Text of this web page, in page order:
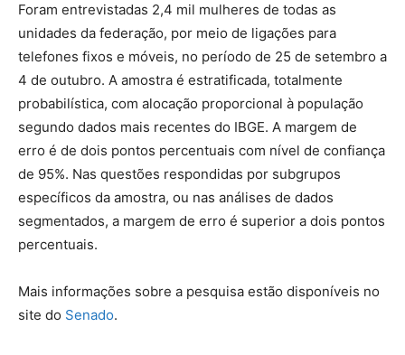
Foram entrevistadas 2,4 mil mulheres de todas as
unidades da federação, por meio de ligações para
telefones fixos e móveis, no período de 25 de setembro a
4 de outubro. A amostra é estratificada, totalmente
probabilística, com alocação proporcional à população
segundo dados mais recentes do IBGE. A margem de
erro é de dois pontos percentuais com nível de confiança
de 95%. Nas questões respondidas por subgrupos
específicos da amostra, ou nas análises de dados
segmentados, a margem de erro é superior a dois pontos
percentuais.
Mais informações sobre a pesquisa estão disponíveis no
site do Senado.